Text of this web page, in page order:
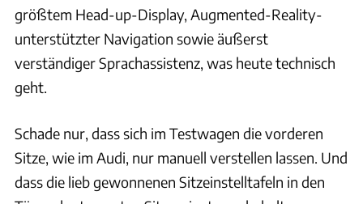
größtem Head-up-Display, Augmented-Reality-
unterstützter Navigation sowie äußerst
verständiger Sprachassistenz, was heute technisch
geht.
Schade nur, dass sich im Testwagen die vorderen
Sitze, wie im Audi, nur manuell verstellen lassen. Und
dass die lieb gewonnenen Sitzeinstelltafeln in den